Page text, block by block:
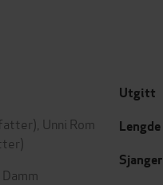
Unni Rom
Utgitt
Lengde
Sjanger